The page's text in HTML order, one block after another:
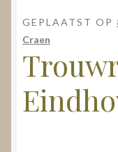
Video’s
GEPLAATST OP
Craen